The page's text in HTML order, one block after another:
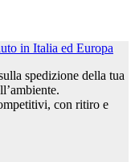
spedizione della tua
con ritiro e